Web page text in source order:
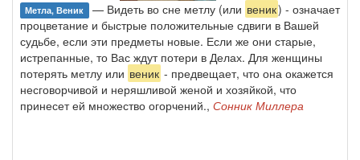
Метла, Веник — Видеть во сне метлу (или веник) - означает
процветание и быстрые положительные сдвиги в Вашей
судьбе, если эти предметы новые. Если же они старые,
истрепанные, то Вас ждут потери в Делах. Для женщины
потерять метлу или веник - предвещает, что она окажется
несговорчивой и неряшливой женой и хозяйкой, что
принесет ей множество огорчений., Сонник Миллера